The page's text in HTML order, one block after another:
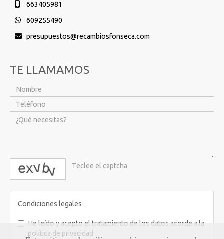
663405981
609255490
presupuestos
recambiosfonseca.com
TE LLAMAMOS
captcha
Condiciones legales
He leído y acepto el tratamiento de los datos acorde a la
política de privacidad